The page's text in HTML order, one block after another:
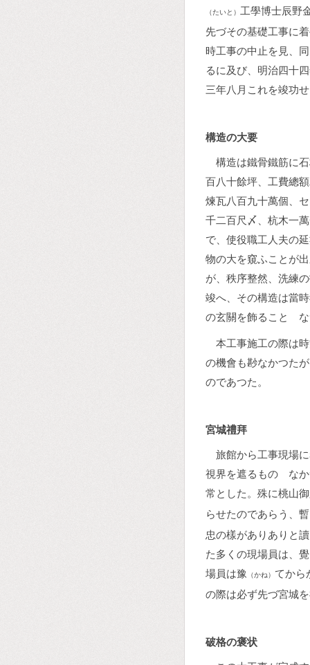
（たいと） 工學博士辰野
先づその基礎工事に
時工事の中止を見、
るに及び、明治四十
三年八月これを竣功
構造の大要
構造は鐵骨鐵筋に
百八十餘坪、工費總
煉瓦八百九十萬個、
千二百尺〆、杭木一
で、使役職工人夫の
物の大を窺ふことが
が、秩序整然、洗練
竣へ、その構造は當
の玄關を飾ることゝ
本工事施工の際は
の機會も尠なかつた
のであつた。
宮城禮拜
旅館から工事現場
視界を遮るものゝな
常とした。殊に桃山
らせたのであらう、
忠の樣がありありと
た多くの現場員は、
場員は豫
（かね） てから
の際は必ず先づ宮城
破格の褒状